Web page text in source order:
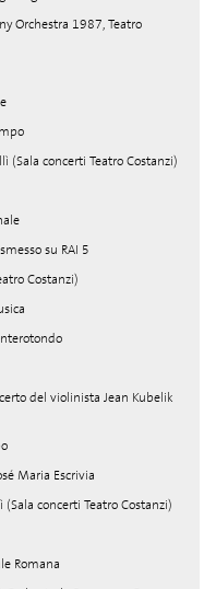
Orchestra 1987, Teatro
concerti Teatro Costanzi)
su RAI 5
Costanzi)
del violinista Jean Kubelik
Maria Escrivia
concerti Teatro Costanzi)
Romana